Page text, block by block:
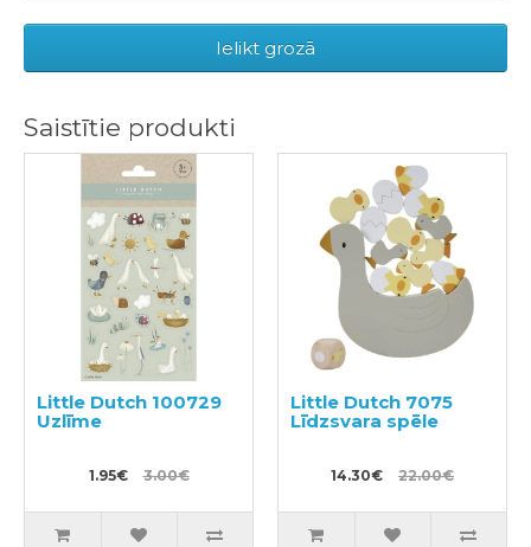
Ielikt grozā
Saistītie produkti
Little Dutch 100729
Uzlīme
1.95€ 3.00€
Little Dutch 7075
Līdzsvara spēle
14.30€ 22.00€